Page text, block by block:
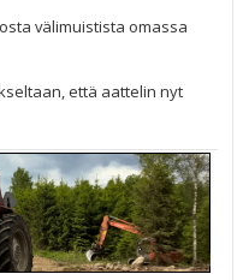
välimuistista omassa
että aattelin nyt